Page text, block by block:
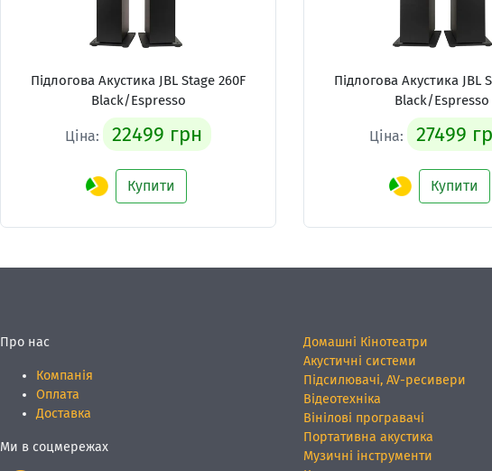
Підлогова Акустика JBL Stage 260F
Black/Espresso
Ціна: 22499 грн
Купити
Підлогова Акустика JBL
Black/Espresso
Ціна: 27499
Купити
Про нас
Компанія
Оплата
Доставка
Ми в соцмережах
Домашні Кінотеатри
Акустичні системи
Підсилювачі, AV-ресивери
Відеотехніка
Вінілові програвачі
Портативна акустика
Музичні інструменти